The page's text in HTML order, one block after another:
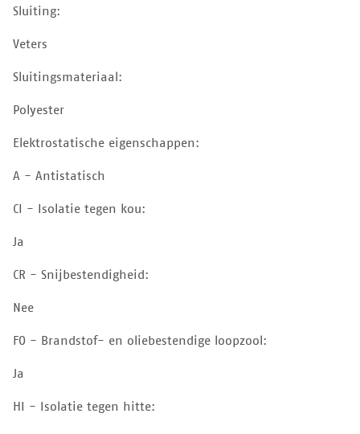
Sluiting:
Veters
Sluitingsmateriaal:
Polyester
Elektrostatische eigenschappen:
A - Antistatisch
CI - Isolatie tegen kou:
Ja
CR - Snijbestendigheid:
Nee
FO - Brandstof- en oliebestendige loopzool:
Ja
HI - Isolatie tegen hitte: